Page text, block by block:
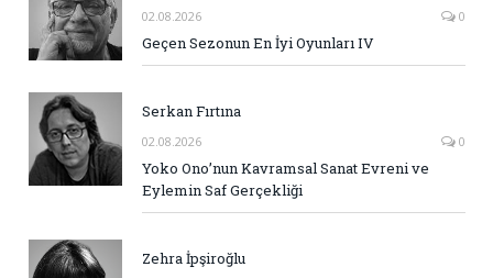
02.08.2026 0
Geçen Sezonun En İyi Oyunları IV
Serkan Fırtına
02.08.2026 0
Yoko Ono’nun Kavramsal Sanat Evreni ve
Eylemin Saf Gerçekliği
Zehra İpşiroğlu